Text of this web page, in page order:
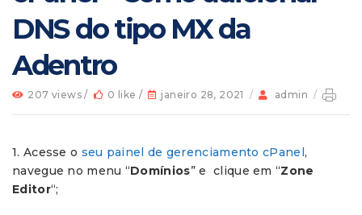
DNS do tipo MX da
Adentro
207 views / 0 like / janeiro 28, 2021 / admin /
1. Acesse o seu painel de gerenciamento cPanel,
navegue no menu “Domínios” e clique em “Zone
Editor“;